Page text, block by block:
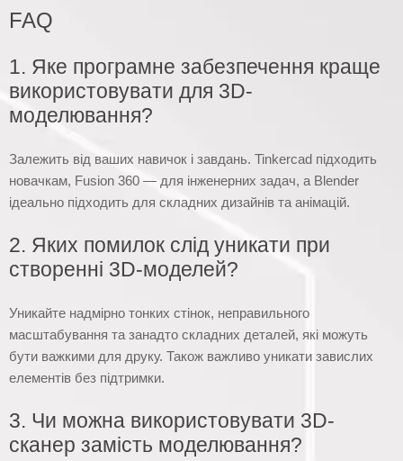
FAQ
1. Яке програмне забезпечення краще
використовувати для 3D-
моделювання?
Залежить від ваших навичок і завдань. Tinkercad підходить
новачкам, Fusion 360 — для інженерних задач, а Blender
ідеально підходить для складних дизайнів та анімацій.
2. Яких помилок слід уникати при
створенні 3D-моделей?
Уникайте надмірно тонких стінок, неправильного
масштабування та занадто складних деталей, які можуть
бути важкими для друку. Також важливо уникати завислих
елементів без підтримки.
3. Чи можна використовувати 3D-
сканер замість моделювання?